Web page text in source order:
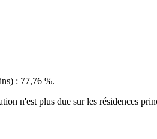
: 77,76 %.
n'est plus due sur les résidences